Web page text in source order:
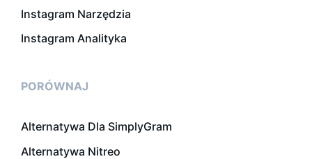
Instagram Narzędzia
Instagram Analityka
PORÓWNAJ
Alternatywa Dla SimplyGram
Alternatywa Nitreo